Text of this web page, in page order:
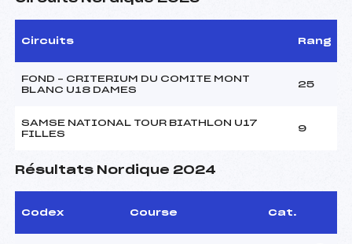
Circuits Rang
FOND – CRITERIUM DU COMITE MONT
BLANC U18 DAMES
25
SAMSE NATIONAL TOUR BIATHLON U17
FILLES
9
Résultats Nordique 2024
Codex Course Cat.